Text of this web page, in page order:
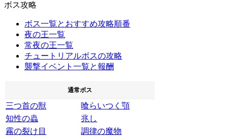
ボス攻略
ボス一覧とおすすめ攻略順番
夜の王一覧
常夜の王一覧
チュートリアルボスの攻略
襲撃イベント一覧と報酬
通常ボス
三つ首の獣
喰らいつく顎
知性の蟲
兆し
霧の裂け目
調律の魔物